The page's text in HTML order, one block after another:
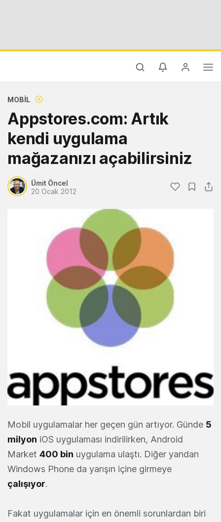
MOBIL
Appstores.com: Artık
kendi uygulama
mağazanızı açabilirsiniz
Ümit Öncel
20 Ocak 2012
Mobil uygulamalar her geçen gün artıyor. Günde 5
milyon iOS uygulaması indirilirken, Android
Market 400 bin uygulama ulaştı. Diğer yandan
Windows Phone da yarışın içine girmeye
çalışıyor.
Fakat uygulamalar için en önemli sorunlardan biri